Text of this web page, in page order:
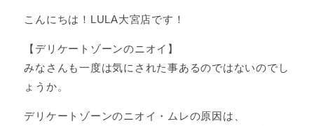
こんにちは！LULA大宮店です！
【デリケートゾーンのニオイ】
みなさんも一度は気にされた事あるのではないのでし
ょうか。
デリケートゾーンのニオイ・ムレの原因は、